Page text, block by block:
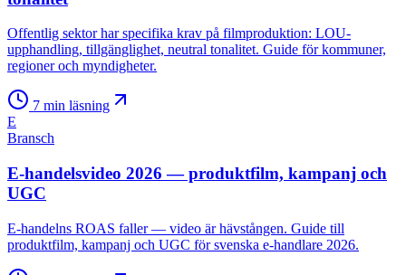
Offentlig sektor har specifika krav på filmproduktion: LOU-
upphandling, tillgänglighet, neutral tonalitet. Guide för kommuner,
regioner och myndigheter.
7 min läsning
E
Bransch
E-handelsvideo 2026 — produktfilm, kampanj och
UGC
E-handelns ROAS faller — video är hävstången. Guide till
produktfilm, kampanj och UGC för svenska e-handlare 2026.